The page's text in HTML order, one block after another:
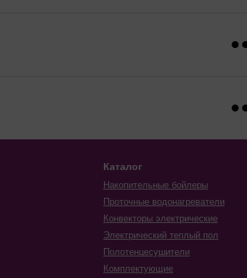
Каталог
Накопительные бойлеры
Проточные водонагреватели
Конвекторы электрические
Электрический теплый пол
Полотенцесушители
Комплектующие